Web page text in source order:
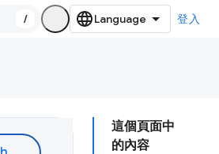
/ 登入
這個頁面中
的內容